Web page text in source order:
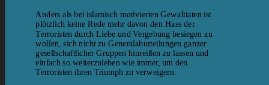
Anders als bei islamisch motivierten Gewalttaten ist
plötzlich keine Rede mehr davon den Hass der
Terroristen durch Liebe und Vergebung besiegen zu
wollen, sich nicht zu Generalaburteilungen ganzer
gesellschaftlicher Gruppen hinreißen zu lassen und
einfach so weiterzuleben wie immer, um den
Terroristen ihren Triumph zu verweigern.